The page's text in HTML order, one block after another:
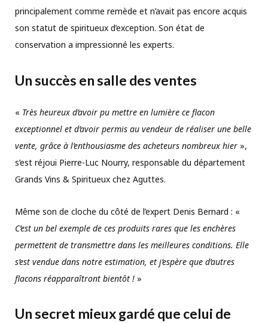
principalement comme remède et n’avait pas encore acquis
son statut de spiritueux d’exception. Son état de
conservation a impressionné les experts.
Un succès en salle des ventes
« Très heureux d’avoir pu mettre en lumière ce flacon
exceptionnel et d’avoir permis au vendeur de réaliser une belle
vente, grâce à l’enthousiasme des acheteurs nombreux hier »,
s’est réjoui Pierre-Luc Nourry, responsable du département
Grands Vins & Spiritueux chez Aguttes.
Même son de cloche du côté de l’expert Denis Bernard : «
C’est un bel exemple de ces produits rares que les enchères
permettent de transmettre dans les meilleures conditions. Elle
s’est vendue dans notre estimation, et j’espère que d’autres
flacons réapparaîtront bientôt ! »
Un secret mieux gardé que celui de